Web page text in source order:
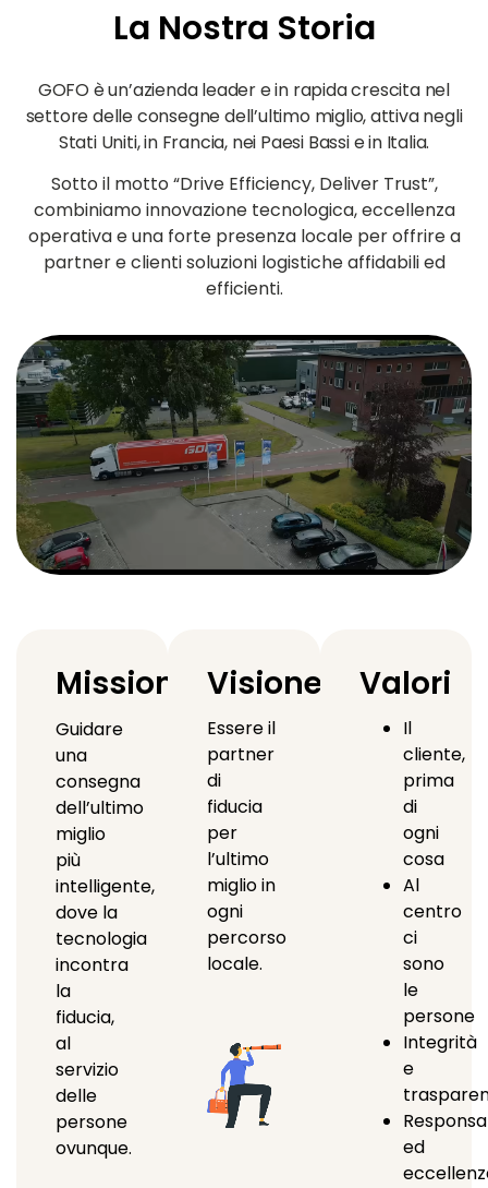
La Nostra Storia
GOFO è un’azienda leader e in rapida crescita nel
settore delle consegne dell’ultimo miglio, attiva negli
Stati Uniti, in Francia, nei Paesi Bassi e in Italia.
Sotto il motto “Drive Efficiency, Deliver Trust”,
combiniamo innovazione tecnologica, eccellenza
operativa e una forte presenza locale per offrire a
partner e clienti soluzioni logistiche affidabili ed
efficienti.
Missione
Guidare
una
consegna
dell’ultimo
miglio
più
intelligente,
dove la
tecnologia
incontra
la
fiducia,
al
servizio
delle
persone
ovunque.
Visione
Essere il
partner
di
fiducia
per
l’ultimo
miglio in
ogni
percorso
locale.
Valori
Il
cliente,
prima
di
ogni
cosa
Al
centro
ci
sono
le
persone
Integrità
e
ed